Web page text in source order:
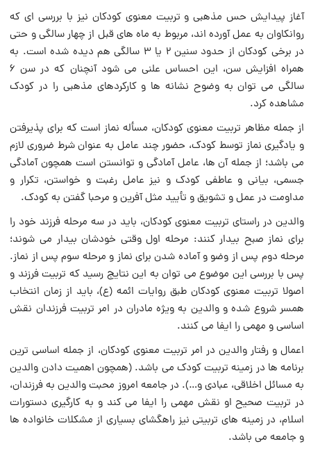
آغاز پیدایش حس مذهبی و تربیت معنوی کودکان نیز با بررسی ای که
روانکاوان به عمل آورده اند، مربوط به ماه های قبل از چهار سالگی و حتی
در برخی کودکان از حدود سنین ۲ یا ۳ سالگی هم دیده شده است. به
همراه افزایش سن، این احساس علنی می شود آنچنان که در سن ۶
سالگی می توان به وضوح نشانه ها و کارکردهای مذهبی را در کودک
مشاهده کرد.
از جمله مظاهر تربیت معنوی کودکان، مسأله نماز است که برای پذیرفتن
و یادگیری نماز توسط کودک، حضور چند عامل به عنوان شرط ضروری لازم
می باشد؛ از جمله آن ها، عامل آمادگی و توانستن است همچون آمادگی
جسمی، بیانی و عاطفی کودک و نیز عامل رغبت و خواستن، تکرار و
مداومت در عمل و تشویق و تأیید مثل آفرین و مرحبا گفتن به کودک.
والدین در راستای تربیت معنوی کودکان، باید در سه مرحله فرزند خود را
برای نماز صبح بیدار کنند: مرحله اول وقتی خودشان بیدار می شوند؛
مرحله دوم پس از وضو و آماده شدن برای نماز و مرحله سوم پس از نماز.
پس با بررسی این موضوع می توان به این نتایج رسید که تربیت فرزند و
اصولا تربیت معنوی کودکان طبق روایات ائمه (ع)، باید از زمان انتخاب
همسر شروع شده و والدین به ویژه مادران در امر تربیت فرزندان نقش
اساسی و مهمی را ایفا می کنند.
اعمال و رفتار والدین در امر تربیت معنوی کودکان، از جمله اساسی ترین
برنامه ها در زمینه تربیت کودک می باشد. (همچون اهمیت دادن والدین
به مسائل اخلاقی، عبادی و…). در جامعه امروز محبت والدین به فرزندان،
در تربیت صحیح او نقش مهمی را ایفا می کند و به کارگیری دستورات
اسلام، در زمینه های تربیتی نیز راهگشای بسیاری از مشکلات خانواده ها
و جامعه می باشد.